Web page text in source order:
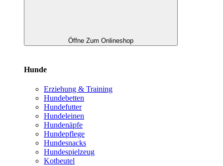
Öffne Zum Onlineshop
Hunde
Erziehung & Training
Hundebetten
Hundefutter
Hundeleinen
Hundenäpfe
Hundepflege
Hundesnacks
Hundespielzeug
Kotbeutel